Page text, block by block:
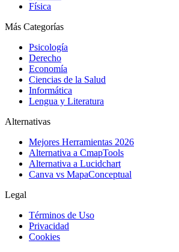
Física
Más Categorías
Psicología
Derecho
Economía
Ciencias de la Salud
Informática
Lengua y Literatura
Alternativas
Mejores Herramientas 2026
Alternativa a CmapTools
Alternativa a Lucidchart
Canva vs MapaConceptual
Legal
Términos de Uso
Privacidad
Cookies